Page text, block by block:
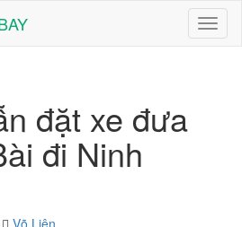
đặt xe đưa
đi Ninh
Võ Liên